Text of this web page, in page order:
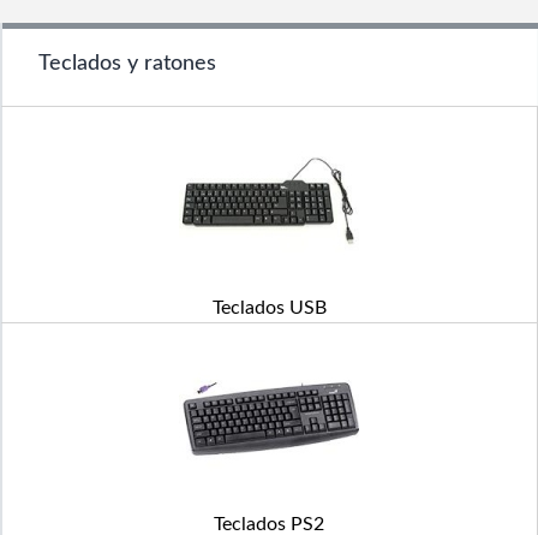
Teclados y ratones
Teclados USB
Teclados PS2